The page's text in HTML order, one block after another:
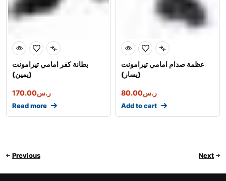
بطانة كفر امامي تيرامونت
(يمين)
ر.س170.00
Read more
عظمة صدام امامي تيرامونت
(يسار)
ر.س80.00
Add to cart
Previous Next